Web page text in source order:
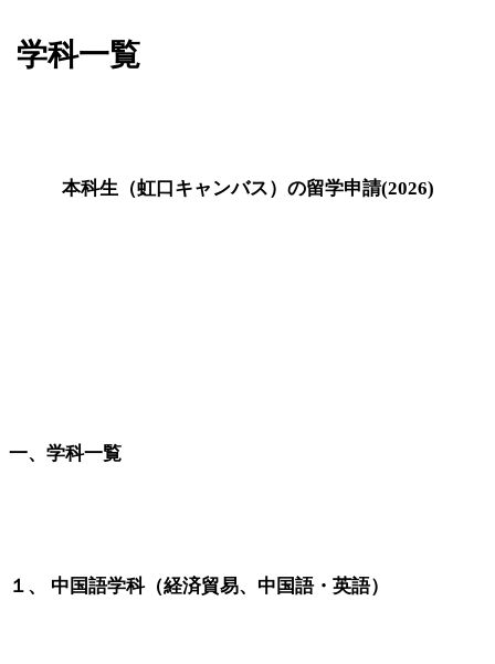
学科一覧
本科生（虹口キャンバス）の留学申請(2026)
一、学科一覧
１、 中国語学科（経済貿易、中国語・英語）